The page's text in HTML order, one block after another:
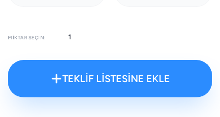
MIKTAR SEÇIN:
TEKLİF LİSTESİNE EKLE